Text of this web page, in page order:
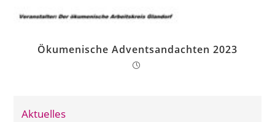
Ökumenische Adventsandachten 2023
Aktuelles